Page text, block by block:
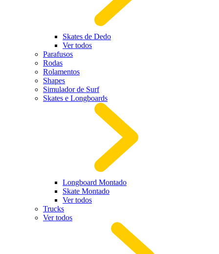
Skates de Dedo
Ver todos
Parafusos
Rodas
Rolamentos
Shapes
Simulador de Surf
Skates e Longboards
Longboard Montado
Skate Montado
Ver todos
Trucks
Ver todos